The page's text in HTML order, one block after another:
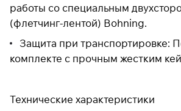
работы со специальным
(флетчинг-лентой) Bohning.
Защита при транспортировке:
комплекте с прочным жестким
Технические характеристики